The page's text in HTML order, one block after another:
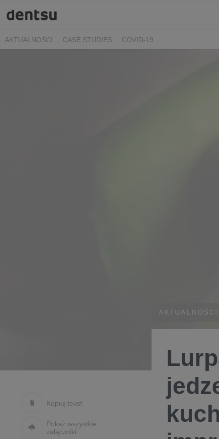
AKTUALNOŚCI CASE STUDIES COVID-19
Kopiuj tekst
Pokaż wszystkie
załączniki
AKTUALNOŚCI